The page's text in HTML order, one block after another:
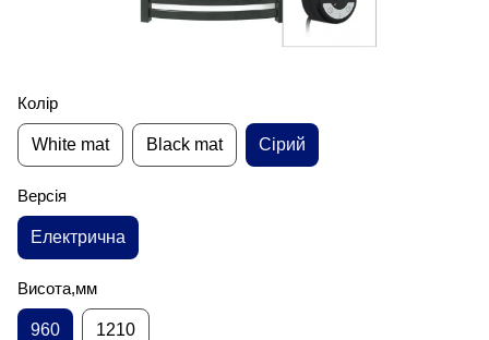
Колір
White mat Black mat Сірий
Версія
Електрична
Висота,мм
960 1210